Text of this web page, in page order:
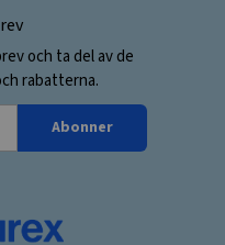
och ta del av de
rabatterna.
Abonner